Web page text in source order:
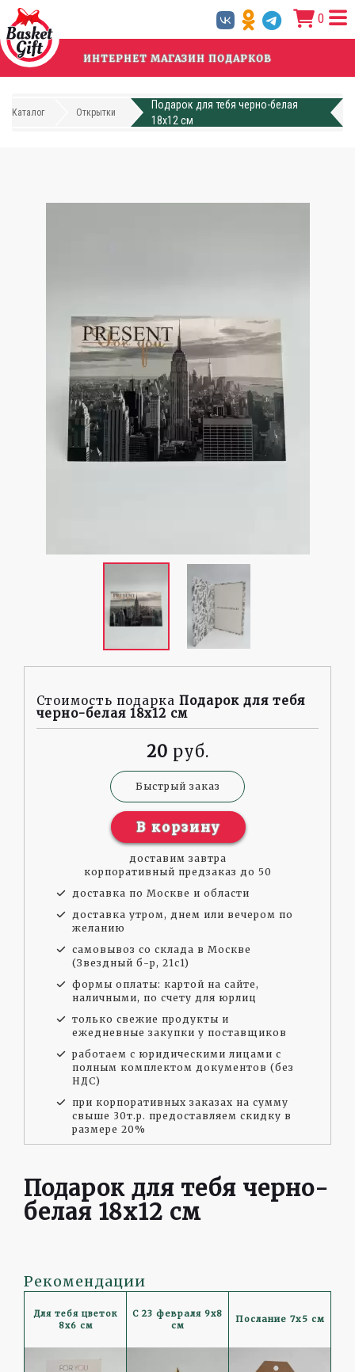
Перейти
основному
содержанию
0
ИНТЕРНЕТ МАГАЗИН ПОДАРКОВ
Каталог Открытки
Подарок для тебя черно-белая
18x12 см
Подарок для тебя черно-
белая 18x12 см
Рекомендации
Для тебя цветок
8x6 см
С 23 февраля 9x8
см
Послание 7x5 см
Стоимость подарка Подарок для тебя
черно-белая 18x12 см
20
Быстрый заказ
В корзину
доставим завтра
корпоративный предзаказ до 50
доставка по Москве и области
доставка утром, днем или вечером по
желанию
самовывоз со склада в Москве
(Звездный б-р, 21с1)
формы оплаты: картой на сайте,
наличными, по счету для юрлиц
только свежие продукты и
ежедневные закупки у поставщиков
работаем с юридическими лицами с
полным комплектом документов (без
НДС)
при корпоративных заказах на сумму
свыше 30т.р. предоставляем скидку в
размере 20%